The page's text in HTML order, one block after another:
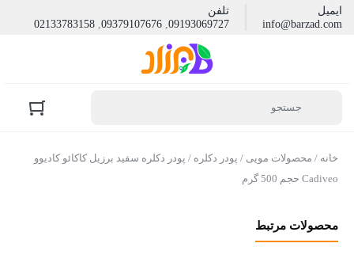
ایمیل
info@barzad.com
تلفن
09193069727
,
09379107676
,
02133783158
خانه / محصولات مویی / پودر دکلره / پودر دکلره سفید برزیل کاکائو کادیوو
Cadiveo حجم 500 گرم
محصولات مرتبط